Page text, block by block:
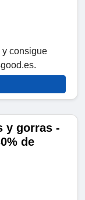
y consigue
y gorras -
de